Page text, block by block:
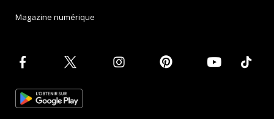
Magazine numérique